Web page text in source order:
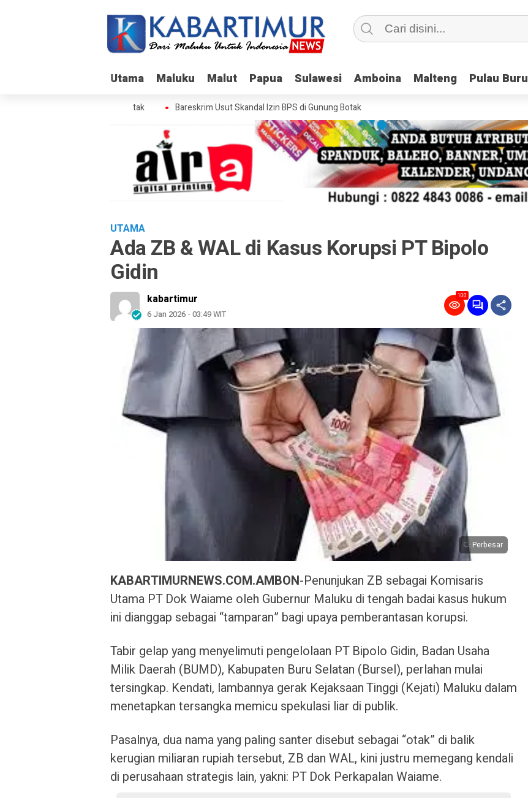
Utama Maluku Malut Papua Sulawesi Amboina Malteng Pulau Buru
Utama Maluku Malut Papua Sulawesi Amboina Malteng Pulau Buru
Bareskrim Usut Skandal Izin BPS di Gunung Botak
UTAMA
Ada ZB & WAL di Kasus Korupsi PT Bipolo
Gidin
kabartimur
6 Jan 2026 - 03:49 WIT
100
Perbesar
KABARTIMURNEWS.COM.AMBON-Penunjukan ZB sebagai Komisaris
Utama PT Dok Waiame oleh Gubernur Maluku di tengah badai kasus hukum
ini dianggap sebagai “tamparan” bagi upaya pemberantasan korupsi.
Tabir gelap yang menyelimuti pengelolaan PT Bipolo Gidin, Badan Usaha
Milik Daerah (BUMD), Kabupaten Buru Selatan (Bursel), perlahan mulai
tersingkap. Kendati, lambannya gerak Kejaksaan Tinggi (Kejati) Maluku dalam
menetapkan tersangka memicu spekulasi liar di publik.
Pasalnya, dua nama yang paling santer disebut sebagai “otak” di balik
kerugian miliaran rupiah tersebut, ZB dan WAL, kini justru memegang kendali
di perusahaan strategis lain, yakni: PT Dok Perkapalan Waiame.